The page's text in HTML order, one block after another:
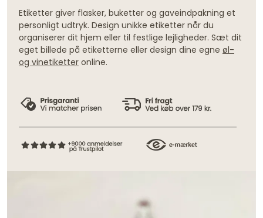
Etiketter giver flasker, buketter og gaveindpakning et
personligt udtryk. Design unikke etiketter når du
organiserer dit hjem eller til festlige lejligheder. Sæt dit
eget billede på etiketterne eller design dine egne øl-
og vinetiketter online.